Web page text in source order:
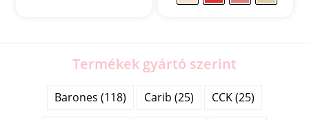
Termékek gyártó szerint
Barones (118) Carib (25) CCK (25)